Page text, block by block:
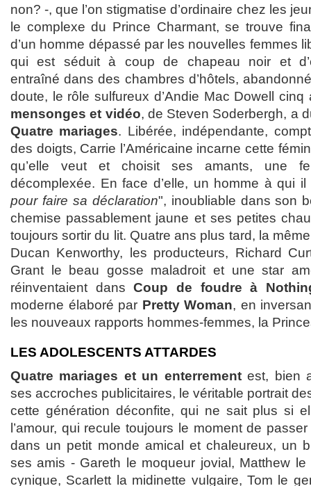
non? -, que l’on stigmatise d’ordinaire chez les
le complexe du Prince Charmant, se trouve
d’un homme dépassé par les nouvelles femmes
qui est séduit à coup de chapeau noir et
entraîné dans des chambres d’hôtels,
doute, le rôle sulfureux d’Andie Mac Dowell
mensonges et vidéo, de Steven Soderbergh, a
Quatre mariages. Libérée, indépendante,
des doigts, Carrie l’Américaine incarne cette
qu’elle veut et choisit ses amants, une
décomplexée. En face d’elle, un homme à qui il
pour faire sa déclaration", inoubliable dans son
chemise passablement jaune et ses petites
toujours sortir du lit. Quatre ans plus tard, la
Ducan Kenworthy, les producteurs, Richard
Grant le beau gosse maladroit et une star
réinventaient dansCoup de foudre à
moderne élaboré par Pretty Woman, en
les nouveaux rapports hommes-femmes, la
LES ADOLESCENTS ATTARDES
Quatre mariages et un enterrement est, bien
ses accroches publicitaires, le véritable portrait
cette génération déconfite, qui ne sait plus si
l’amour, qui recule toujours le moment de
dans un petit monde amical et chaleureux, un
ses amis - Gareth le moqueur jovial, Matthew le
cynique, Scarlett la midinette vulgaire, Tom le